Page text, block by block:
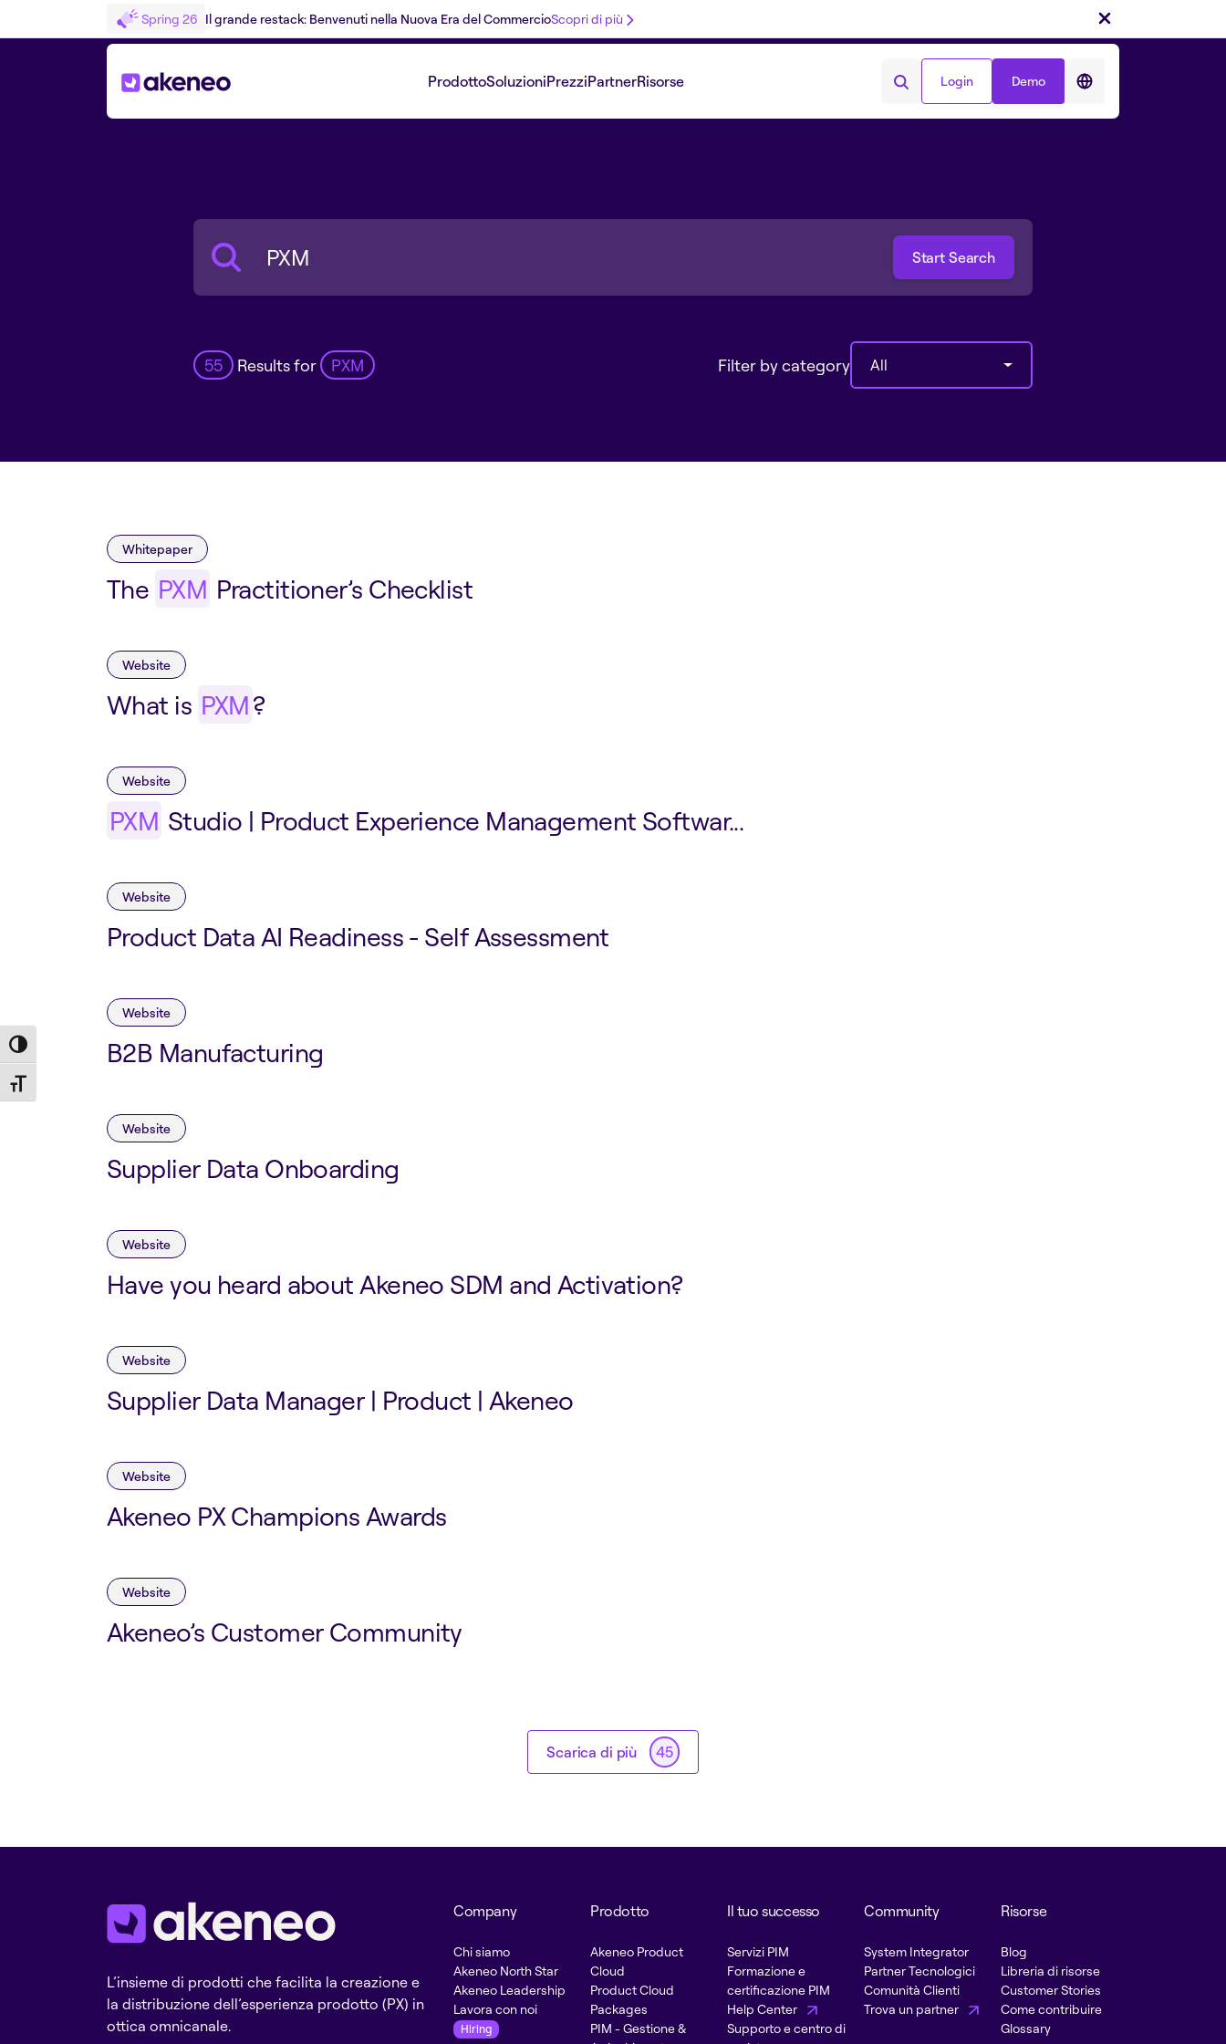
Toggle High Contrast
Toggle Font size
Spring 26 Il grande restack: Benvenuti nella Nuova Era del CommercioScopri di più
ProdottoSoluzioniPrezziPartnerRisorse Login Demo
Search
55 Results for PXM Filter by category All
Whitepaper
The PXM Practitioner’s Checklist
Website
What is PXM?
Website
PXM Studio | Product Experience Management Softwar...
Website
Product Data AI Readiness - Self Assessment
Website
B2B Manufacturing
Website
Supplier Data Onboarding
Website
Have you heard about Akeneo SDM and Activation?
Website
Supplier Data Manager | Product | Akeneo
Website
Akeneo PX Champions Awards
Website
Akeneo’s Customer Community
Scarica di più 45
L’insieme di prodotti che facilita la creazione e
la distribuzione dell’esperienza prodotto (PX) in
ottica omnicanale.
Company
Chi siamo
Akeneo North Star
Akeneo Leadership
Lavora con noi
Hiring
Prodotto
Akeneo Product
Cloud
Product Cloud
Packages
PIM - Gestione &
Il tuo successo
Servizi PIM
Formazione e
certificazione PIM
Help Center
Supporto e centro di
Community
System Integrator
Partner Tecnologici
Comunità Clienti
Trova un partner
Risorse
Blog
Libreria di risorse
Customer Stories
Come contribuire
Glossary